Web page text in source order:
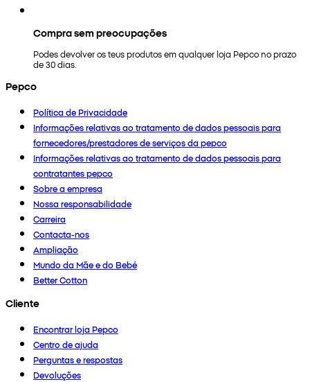
Compra sem preocupações
Podes devolver os teus produtos em qualquer loja Pepco no prazo
de 30 dias.
Pepco
Política de Privacidade
Informações relativas ao tratamento de dados pessoais para
fornecedores/prestadores de serviços da pepco
Informações relativas ao tratamento de dados pessoais para
contratantes pepco
Sobre a empresa
Nossa responsabilidade
Carreira
Contacta-nos
Ampliação
Mundo da Mãe e do Bebé
Better Cotton
Cliente
Encontrar loja Pepco
Centro de ajuda
Perguntas e respostas
Devoluções